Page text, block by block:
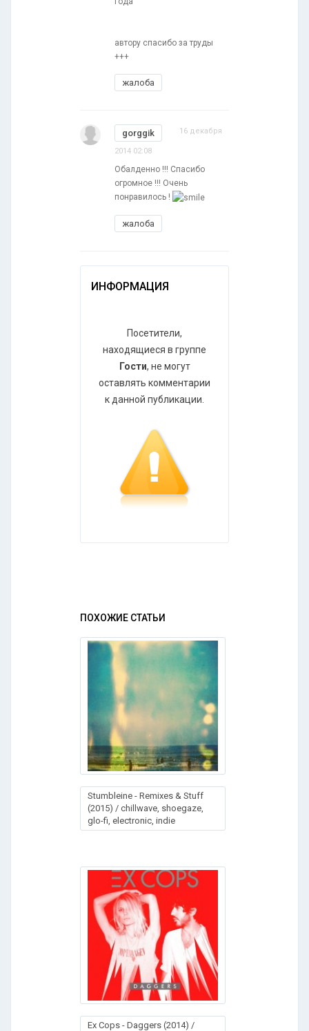
автору спасибо за труды
+++
жалоба
gorggik 16 декабря
2014 02:08
Обалденно !!! Спасибо
огромное !!! Очень
понравилось !
жалоба
ИНФОРМАЦИЯ
Посетители,
находящиеся в группе
Гости, не могут
оставлять комментарии
к данной публикации.
ПОХОЖИЕ СТАТЬИ
Stumbleine - Remixes & Stuff
(2015) / chillwave, shoegaze,
glo-fi, electronic, indie
Ex Cops - Daggers (2014) /